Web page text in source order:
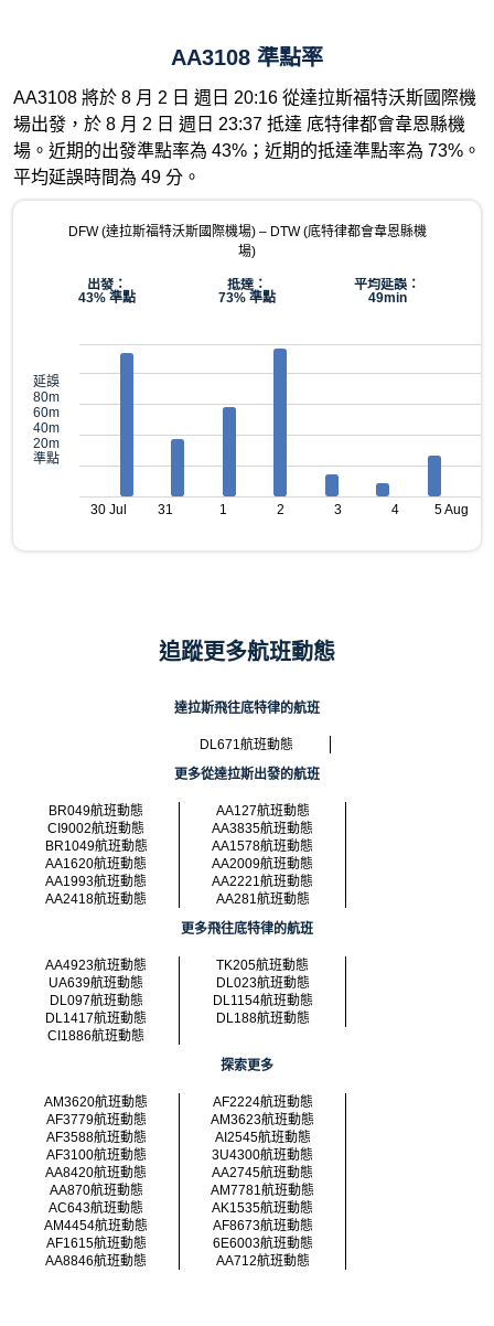
AA3108 準點率
AA3108 將於 8 月 2 日 週日 20:16 從達拉斯福特沃斯國際機
場出發，於 8 月 2 日 週日 23:37 抵達 底特律都會韋恩縣機
場。近期的出發準點率為 43%；近期的抵達準點率為 73%。
平均延誤時間為 49 分。
DFW (達拉斯福特沃斯國際機場) – DTW (底特律都會韋恩縣機
場)
出發：
43% 準點
抵達：
73% 準點
平均延誤：
49min
延誤
80m
60m
40m
20m
準點
30 Jul 31 1 2 3 4 5 Aug
追蹤更多航班動態
達拉斯飛往底特律的航班
DL671航班動態
更多從達拉斯出發的航班
BR049航班動態
AA127航班動態
CI9002航班動態
AA3835航班動態
BR1049航班動態
AA1578航班動態
AA1620航班動態
AA2009航班動態
AA1993航班動態
AA2221航班動態
AA2418航班動態
AA281航班動態
更多飛往底特律的航班
AA4923航班動態
TK205航班動態
UA639航班動態
DL023航班動態
DL097航班動態
DL1154航班動態
DL1417航班動態
DL188航班動態
CI1886航班動態
探索更多
AM3620航班動態
AF2224航班動態
AF3779航班動態
AM3623航班動態
AF3588航班動態
AI2545航班動態
AF3100航班動態
3U4300航班動態
AA8420航班動態
AA2745航班動態
AA870航班動態
AM7781航班動態
AC643航班動態
AK1535航班動態
AM4454航班動態
AF8673航班動態
AF1615航班動態
6E6003航班動態
AA8846航班動態
AA712航班動態